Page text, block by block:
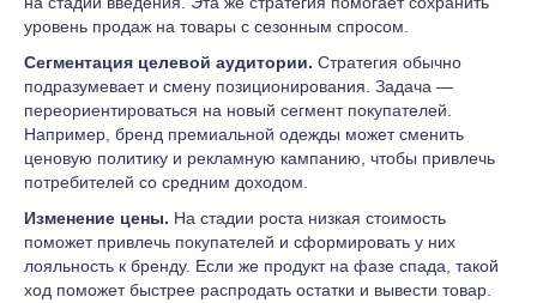
уровень продаж на товары с сезонным спросом.
Сегментация целевой аудитории. Стратегия обычно
подразумевает и смену позиционирования. Задача —
переориентироваться на новый сегмент покупателей.
Например, бренд премиальной одежды может сменить
ценовую политику и рекламную кампанию, чтобы привлечь
потребителей со средним доходом.
Изменение цены. На стадии роста низкая стоимость
поможет привлечь покупателей и сформировать у них
лояльность к бренду. Если же продукт на фазе спада, такой
ход поможет быстрее распродать остатки и вывести товар.